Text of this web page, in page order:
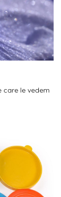
care le vedem